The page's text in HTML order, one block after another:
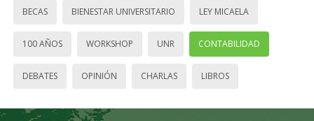
BECAS BIENESTAR UNIVERSITARIO LEY MICAELA
100 AÑOS WORKSHOP UNR CONTABILIDAD
DEBATES OPINIÓN CHARLAS LIBROS